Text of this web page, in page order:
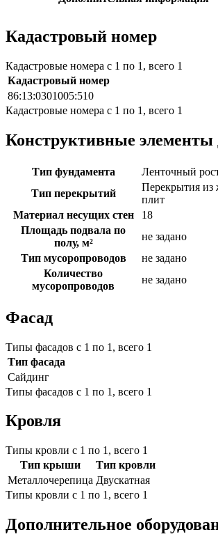
Кадастровый номер
Кадастровые номера с 1 по 1, всего 1
Кадастровый номер
86:13:0301005:510
Кадастровые номера с 1 по 1, всего 1
Конструктивные элементы
Тип фундамента
Ленточный
Тип перекрытий
Перекрытия из
плит
Материал несущих стен
18
Площадь подвала по
полу, м²
не задано
Тип мусоропроводов
не задано
Количество
мусоропроводов
не задано
Фасад
Типы фасадов с 1 по 1, всего 1
Тип фасада
Сайдинг
Типы фасадов с 1 по 1, всего 1
Кровля
Типы кровли с 1 по 1, всего 1
Тип крыши
Тип кровли
Металлочерепица Двускатная
Типы кровли с 1 по 1, всего 1
Дополнительное